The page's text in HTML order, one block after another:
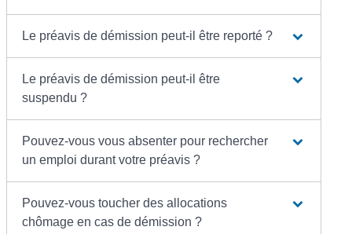
Le préavis de démission peut-il être reporté ?
Le préavis de démission peut-il être
suspendu ?
Pouvez-vous vous absenter pour rechercher
un emploi durant votre préavis ?
Pouvez-vous toucher des allocations
chômage en cas de démission ?